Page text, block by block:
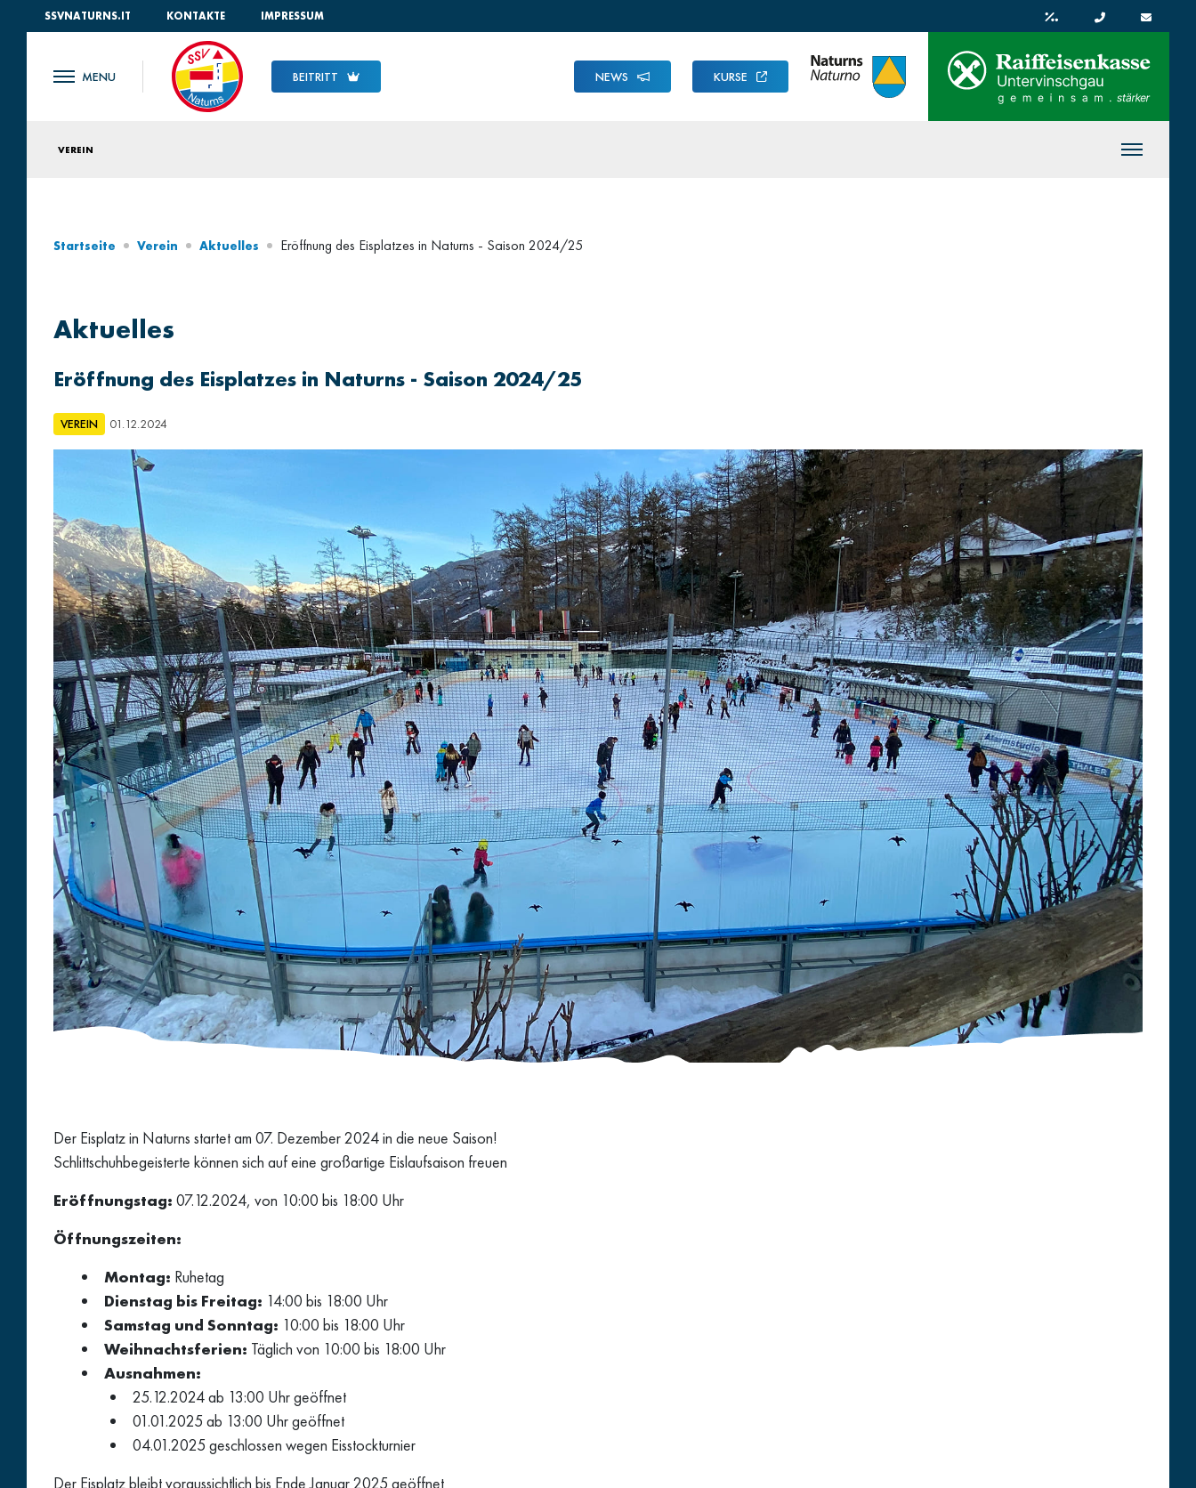
SSVNATURNS.IT KONTAKTE IMPRESSUM
BEITRITT NEWS KURSE
VEREIN
Startseite Verein Aktuelles Eröffnung des Eisplatzes in Naturns - Saison 2024/25
Aktuelles
Eröffnung des Eisplatzes in Naturns - Saison 2024/25
VEREIN 01.12.2024
Der Eisplatz in Naturns startet am 07. Dezember 2024 in die neue Saison!
Schlittschuhbegeisterte können sich auf eine großartige Eislaufsaison freuen
Eröffnungstag: 07.12.2024, von 10:00 bis 18:00 Uhr
Öffnungszeiten:
Montag: Ruhetag
Dienstag bis Freitag: 14:00 bis 18:00 Uhr
Samstag und Sonntag: 10:00 bis 18:00 Uhr
Weihnachtsferien: Täglich von 10:00 bis 18:00 Uhr
Ausnahmen:
25.12.2024 ab 13:00 Uhr geöffnet
01.01.2025 ab 13:00 Uhr geöffnet
04.01.2025 geschlossen wegen Eisstockturnier
Der Eisplatz bleibt voraussichtlich bis Ende Januar 2025 geöffnet